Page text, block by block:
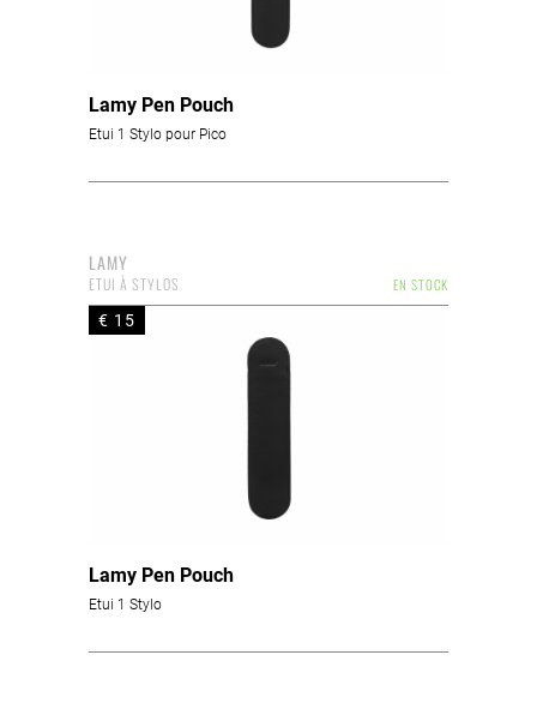
Lamy Pen Pouch
Etui 1 Stylo pour Pico
LAMY
EN STOCK
ETUI À STYLOS
€ 15
Lamy Pen Pouch
Etui 1 Stylo